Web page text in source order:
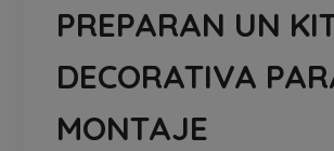
PREPARAN UN
DECORATIVA
MONTAJE